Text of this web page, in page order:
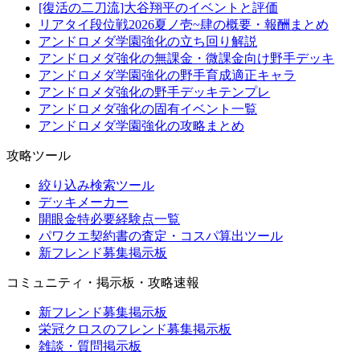
[復活の二刀流]大谷翔平のイベントと評価
リアタイ段位戦2026夏ノ壱~肆の概要・報酬まとめ
アンドロメダ学園強化の立ち回り解説
アンドロメダ強化の無課金・微課金向け野手デッキ
アンドロメダ学園強化の野手育成適正キャラ
アンドロメダ強化の野手デッキテンプレ
アンドロメダ強化の固有イベント一覧
アンドロメダ学園強化の攻略まとめ
攻略ツール
絞り込み検索ツール
デッキメーカー
開眼金特必要経験点一覧
パワクエ契約書の査定・コスパ算出ツール
新フレンド募集掲示板
コミュニティ・掲示板・攻略速報
新フレンド募集掲示板
栄冠クロスのフレンド募集掲示板
雑談・質問掲示板